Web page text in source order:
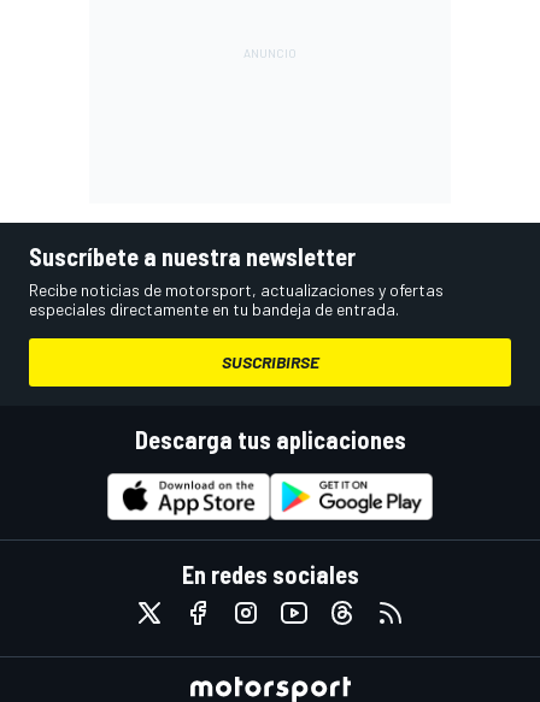
Suscríbete a nuestra newsletter
Recibe noticias de motorsport, actualizaciones y ofertas
especiales directamente en tu bandeja de entrada.
SUSCRIBIRSE
Descarga tus aplicaciones
En redes sociales